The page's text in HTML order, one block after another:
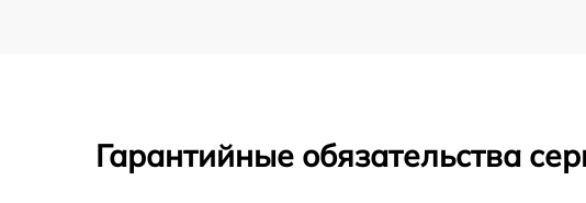
Гарантийные обязательства